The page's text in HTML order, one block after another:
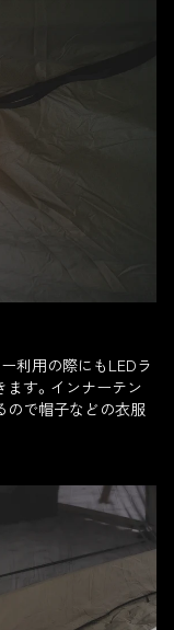
利用の際にもLEDラ
す。インナーテン
ので帽子などの衣服